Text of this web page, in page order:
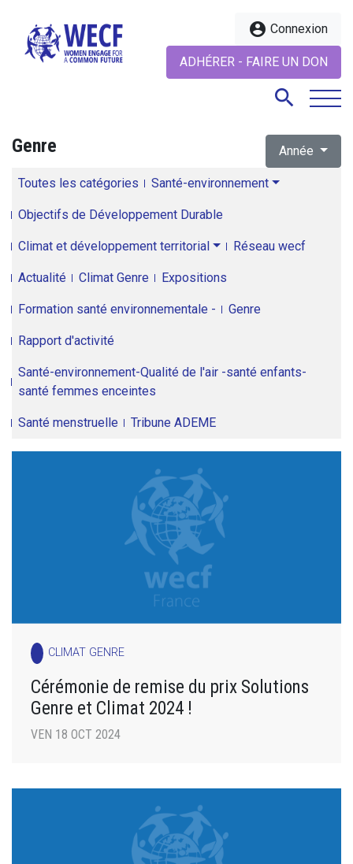
account_circle Connexion
ADHÉRER - FAIRE UN DON
search
Genre Année
Toutes les catégories Santé-environnement
Objectifs de Développement Durable
Climat et développement territorial Réseau wecf
Actualité Climat Genre Expositions
Formation santé environnementale - Genre
Rapport d'activité
Santé-environnement-Qualité de l'air -santé enfants-
santé femmes enceintes
Santé menstruelle Tribune ADEME
CLIMAT GENRE
Cérémonie de remise du prix Solutions
Genre et Climat 2024 !
VEN 18 OCT 2024